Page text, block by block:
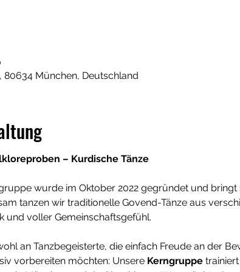
80634 München, Deutschland
– Kurdische Tänze
wurde im Oktober 2022 gegründet und
tanzen wir traditionelle Govend-Tänze aus
und voller Gemeinschaftsgefühl.
an Tanzbegeisterte, die einfach Freude an der
vorbereiten möchten: Unsere Kerngruppe